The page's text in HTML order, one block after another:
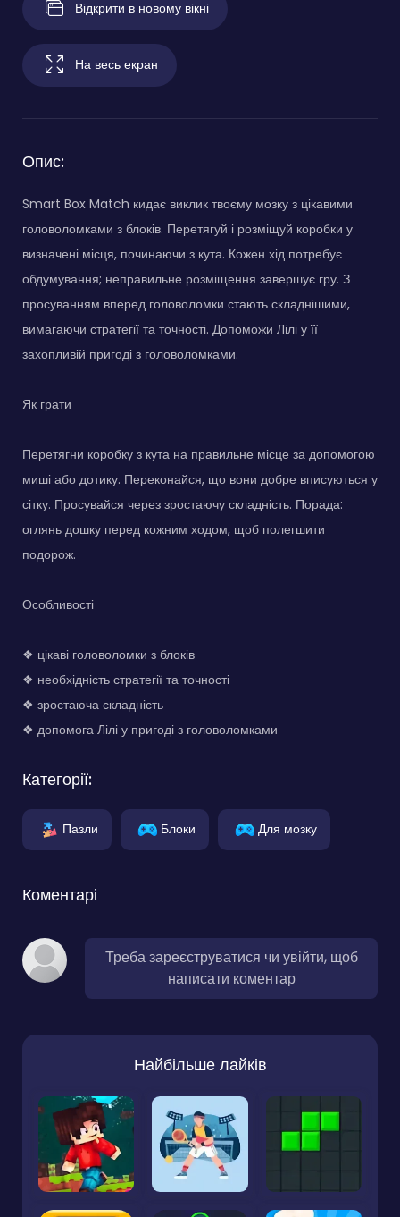
Відкрити в новому вікні
На весь екран
Опис:
Smart Box Match кидає виклик твоєму мозку з цікавими
головоломками з блоків. Перетягуй і розміщуй коробки у
визначені місця, починаючи з кута. Кожен хід потребує
обдумування; неправильне розміщення завершує гру. З
просуванням вперед головоломки стають складнішими,
вимагаючи стратегії та точності. Допоможи Лілі у її
захопливій пригоді з головоломками.
Як грати
Перетягни коробку з кута на правильне місце за допомогою
миші або дотику. Переконайся, що вони добре вписуються у
сітку. Просувайся через зростаючу складність. Порада:
оглянь дошку перед кожним ходом, щоб полегшити
подорож.
Особливості
❖ цікаві головоломки з блоків
❖ необхідність стратегії та точності
❖ зростаюча складність
❖ допомога Лілі у пригоді з головоломками
Категорії:
Пазли Блоки Для мозку
Коментарі
Треба зареєструватися чи увійти, щоб
написати коментар
Найбільше лайків